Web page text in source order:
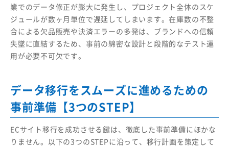
業でのデータ修正が膨大に発生し、プロジェクト全体のスケ
ジュールが数ヶ月単位で遅延してしまいます。在庫数の不整
合による欠品販売や決済エラーの多発は、ブランドへの信頼
失墜に直結するため、事前の綿密な設計と段階的なテスト運
用が必要不可欠です。
データ移行をスムーズに進めるための
事前準備【3つのSTEP】
ECサイト移行を成功させる鍵は、徹底した事前準備にほかな
りません。以下の3つのSTEPに沿って、移行計画を策定して